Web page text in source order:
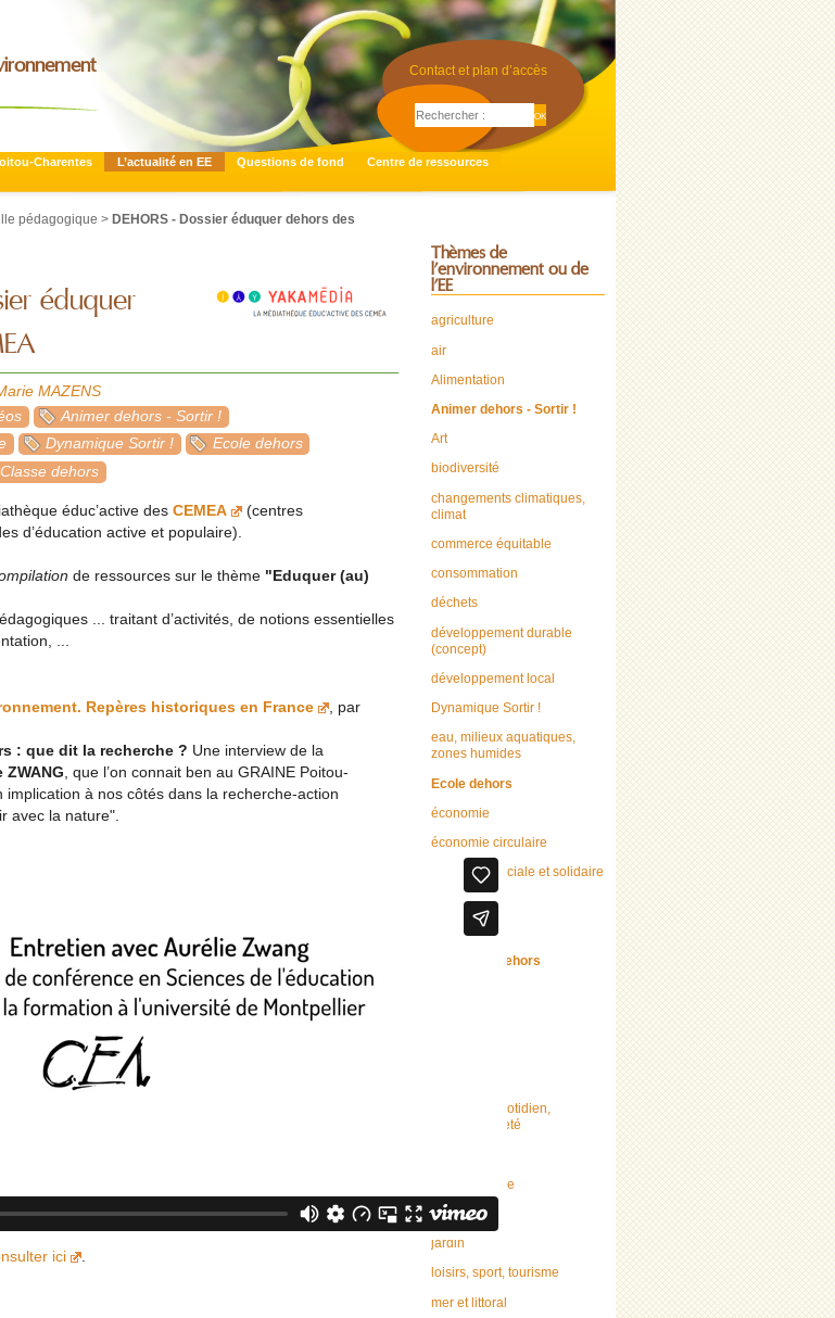
Contact et plan d’accès
Charentes L’actualité en EE Questions de fond
Centre de ressources
pédagogique > DEHORS - Dossier éduquer dehors des
éduquer
MAZENS
Animer dehors - Sortir !
Dynamique Sortir !
Ecole dehors
Classe dehors
éduc’active des CEMEA
(centres
d’éducation active et populaire).
de ressources sur le thème "Eduquer (au)
... traitant d’activités, de notions essentielles
...
Repères historiques en France
, par
: que dit la recherche ? Une interview de la
ZWANG , que l’on connait ben au GRAINE Poitou-
implication à nos côtés dans la recherche-action
avec la nature".
ici .
Thèmes de
l’environnement ou de
l’EE
agriculture
air
Alimentation
Animer dehors - Sortir !
Art
biodiversité
changements climatiques,
climat
commerce équitable
consommation
déchets
développement durable
(concept)
développement local
Dynamique Sortir !
eau, milieux aquatiques,
zones humides
Ecole dehors
économie
économie circulaire
économie sociale et solidaire
Education
énergie
Enseigner dehors
gestes au quotidien,
écocitoyenneté
haies, bocage
Inclusion
jardin
loisirs, sport, tourisme
mer et littoral